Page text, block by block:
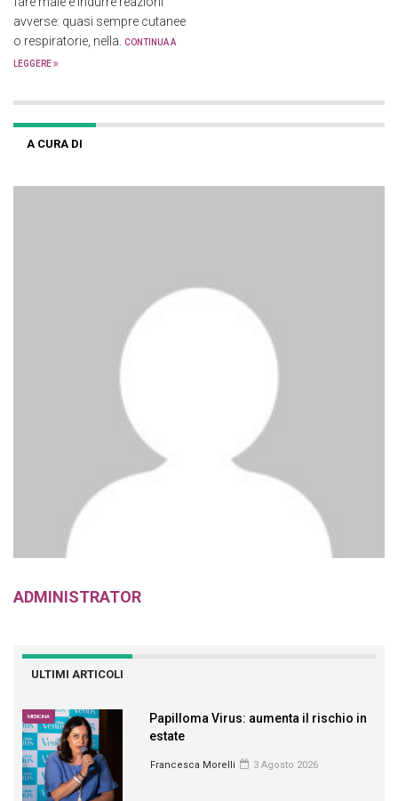
avverse: quasi sempre cutanee
o respiratorie, nella. CONTINUA A
LEGGERE
A CURA DI
ADMINISTRATOR
ULTIMI ARTICOLI
MEDICINA
Papilloma Virus: aumenta il rischio in
estate
Francesca Morelli 3 Agosto 2026